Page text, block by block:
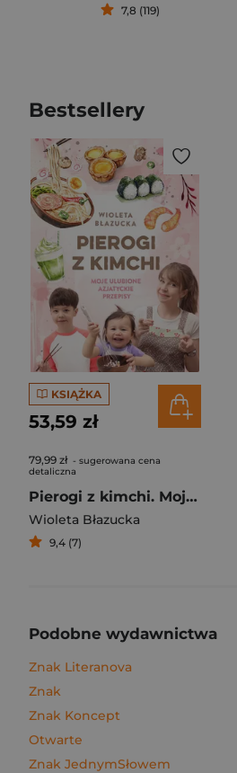
7,8 (119)
Bestsellery
KSIĄŻKA
53,59 zł
79,99 zł - sugerowana cena
detaliczna
Pierogi z kimchi. Moje ulubione azjatyckie przepisy
Wioleta Błazucka
9,4 (7)
Podobne wydawnictwa
Znak Literanova
Znak
Znak Koncept
Otwarte
Znak JednymSłowem